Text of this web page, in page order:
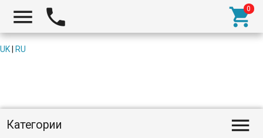
  
UK RU
Категории 